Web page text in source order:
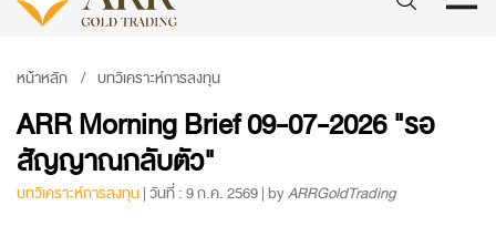
หน้าหลัก บทวิเคราะห์การลงทุน
ARR Morning Brief 09-07-2026 "รอ
สัญญาณกลับตัว"
บทวิเคราะห์การลงทุน| วันที่ : 9 ก.ค. 2569 | byARRGoldTrading